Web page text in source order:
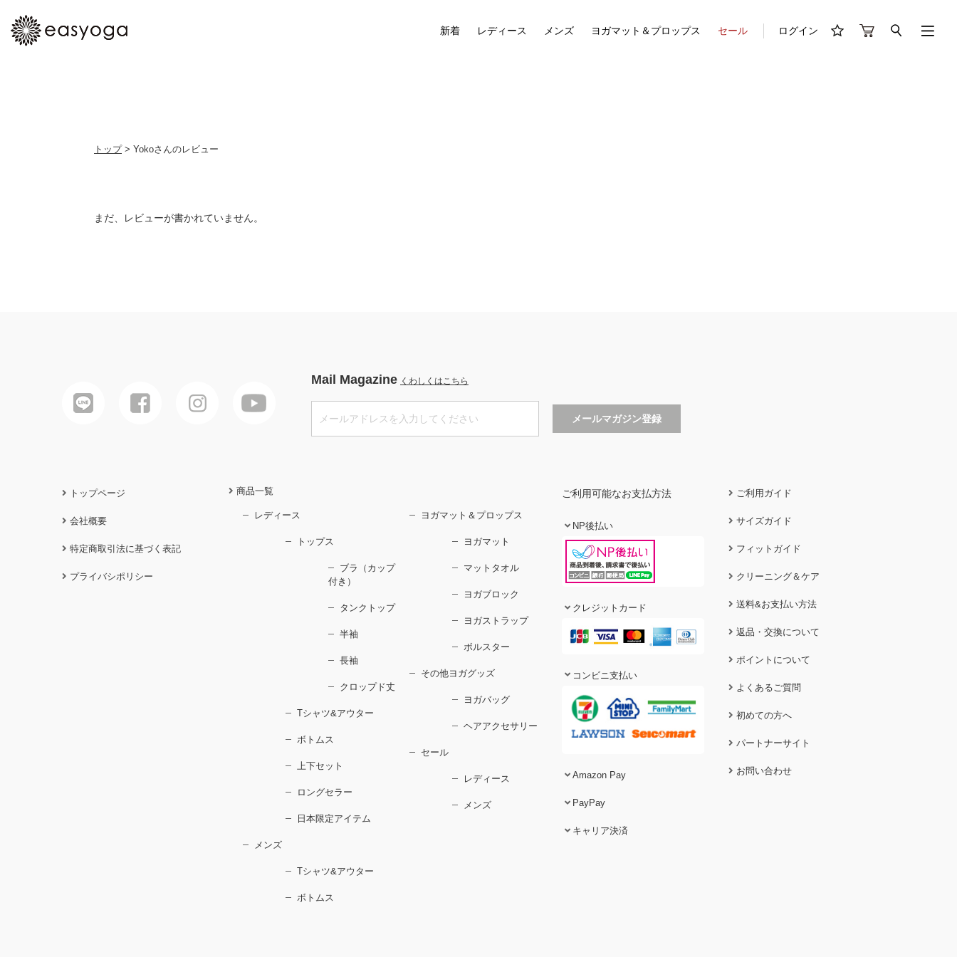
新着 レディース メンズ ヨガマット＆プロップス セール ログイン
トップ> Yokoさんのレビュー
まだ、レビューが書かれていません。
Mail Magazine くわしくはこちら
トップページ
会社概要
特定商取引法に基づく表記
プライバシポリシー
商品一覧
レディース
トップス
ブラ（カップ
付き）
タンクトップ
半袖
長袖
クロップド丈
Tシャツ&アウター
ボトムス
上下セット
ロングセラー
日本限定アイテム
メンズ
Tシャツ&アウター
ボトムス
ヨガマット＆プロップス
ヨガマット
マットタオル
ヨガブロック
ヨガストラップ
ボルスター
その他ヨガグッズ
ヨガバッグ
ヘアアクセサリー
セール
レディース
メンズ
ご利用可能なお支払方法
NP後払い
クレジットカード
コンビニ支払い
Amazon Pay
PayPay
キャリア決済
ご利用ガイド
サイズガイド
フィットガイド
クリーニング＆ケア
送料&お支払い方法
返品・交換について
ポイントについて
よくあるご質問
初めての方へ
パートナーサイト
お問い合わせ